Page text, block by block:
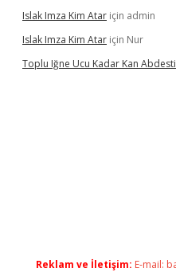
Islak Imza Kim Atar için admin
Islak Imza Kim Atar için Nur
Toplu Iğne Ucu Kadar Kan Abdesti
Reklam ve İletişim: E-mail: